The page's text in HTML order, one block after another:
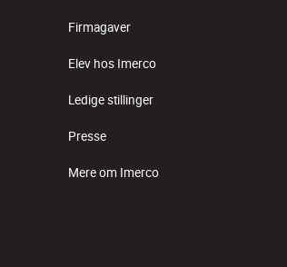
Firmagaver
Elev hos Imerco
Ledige stillinger
Presse
Mere om Imerco